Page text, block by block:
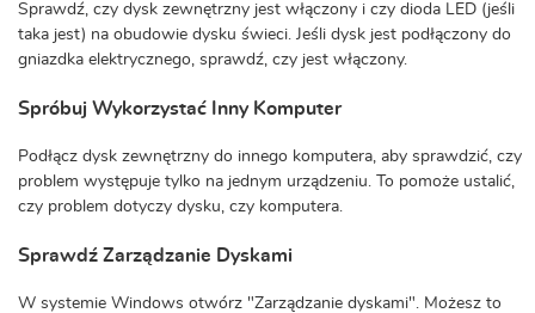
Sprawdź, czy dysk zewnętrzny jest włączony i czy dioda LED (jeśli
taka jest) na obudowie dysku świeci. Jeśli dysk jest podłączony do
gniazdka elektrycznego, sprawdź, czy jest włączony.
Spróbuj Wykorzystać Inny Komputer
Podłącz dysk zewnętrzny do innego komputera, aby sprawdzić, czy
problem występuje tylko na jednym urządzeniu. To pomoże ustalić,
czy problem dotyczy dysku, czy komputera.
Sprawdź Zarządzanie Dyskami
W systemie Windows otwórz "Zarządzanie dyskami". Możesz to